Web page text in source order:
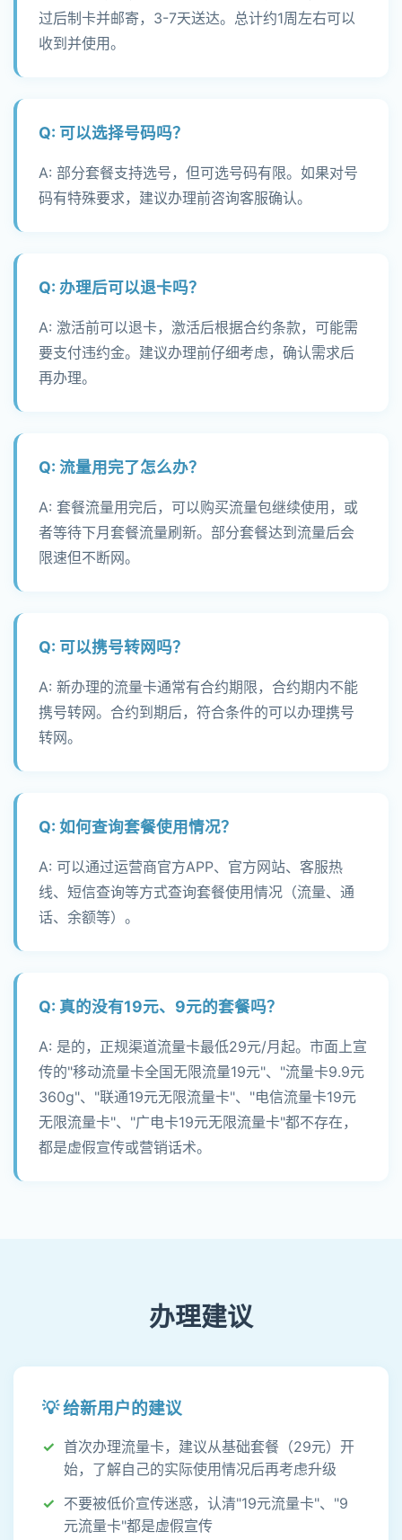
过后制卡并邮寄，3-7天送达。总计约1周左右可以
收到并使用。
Q: 可以选择号码吗？
A: 部分套餐支持选号，但可选号码有限。如果对号
码有特殊要求，建议办理前咨询客服确认。
Q: 办理后可以退卡吗？
A: 激活前可以退卡，激活后根据合约条款，可能需
要支付违约金。建议办理前仔细考虑，确认需求后
再办理。
Q: 流量用完了怎么办？
A: 套餐流量用完后，可以购买流量包继续使用，或
者等待下月套餐流量刷新。部分套餐达到流量后会
限速但不断网。
Q: 可以携号转网吗？
A: 新办理的流量卡通常有合约期限，合约期内不能
携号转网。合约到期后，符合条件的可以办理携号
转网。
Q: 如何查询套餐使用情况？
A: 可以通过运营商官方APP、官方网站、客服热
线、短信查询等方式查询套餐使用情况（流量、通
话、余额等）。
Q: 真的没有19元、9元的套餐吗？
A: 是的，正规渠道流量卡最低29元/月起。市面上宣
传的"移动流量卡全国无限流量19元"、"流量卡9.9元
360g"、"联通19元无限流量卡"、"电信流量卡19元
无限流量卡"、"广电卡19元无限流量卡"都不存在，
都是虚假宣传或营销话术。
办理建议
💡 给新用户的建议
首次办理流量卡，建议从基础套餐（29元）开
始，了解自己的实际使用情况后再考虑升级
不要被低价宣传迷惑，认清"19元流量卡"、"9
元流量卡"都是虚假宣传